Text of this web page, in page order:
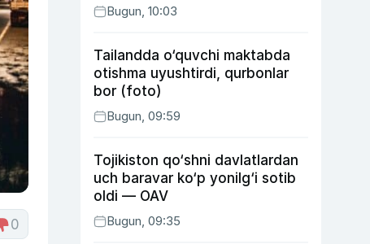
0
Bugun, 10:03
Tailandda o‘quvchi maktabda
otishma uyushtirdi, qurbonlar
bor (foto)
Bugun, 09:59
Tojikiston qo‘shni davlatlardan
uch baravar ko‘p yonilg‘i sotib
oldi — OAV
Bugun, 09:35